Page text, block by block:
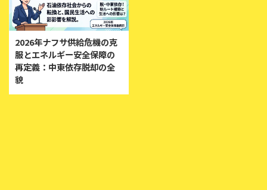
2026年ナフサ供給危機の克
服とエネルギー安全保障の
再定義：中東依存脱却の全
貌